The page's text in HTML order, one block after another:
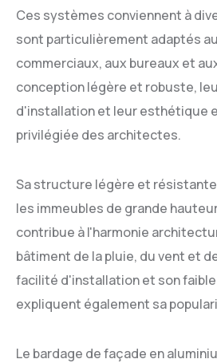
Ces systèmes conviennent à
sont particulièrement adaptés
commerciaux, aux bureaux et
conception légère et robuste,
d'installation et leur esthétique
privilégiée des architectes.
Sa structure légère et
les immeubles de grande
contribue à l'harmonie
bâtiment de la pluie, du vent et
facilité d'installation et son
expliquent également sa
Le bardage de façade en